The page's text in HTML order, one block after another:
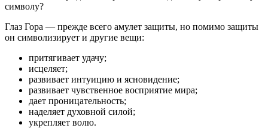
символу?
Глаз Гора — прежде всего амулет защиты, но помимо защиты
он символизирует и другие вещи:
притягивает удачу;
исцеляет;
развивает интуицию и ясновидение;
развивает чувственное восприятие мира;
дает проницательность;
наделяет духовной силой;
укрепляет волю.